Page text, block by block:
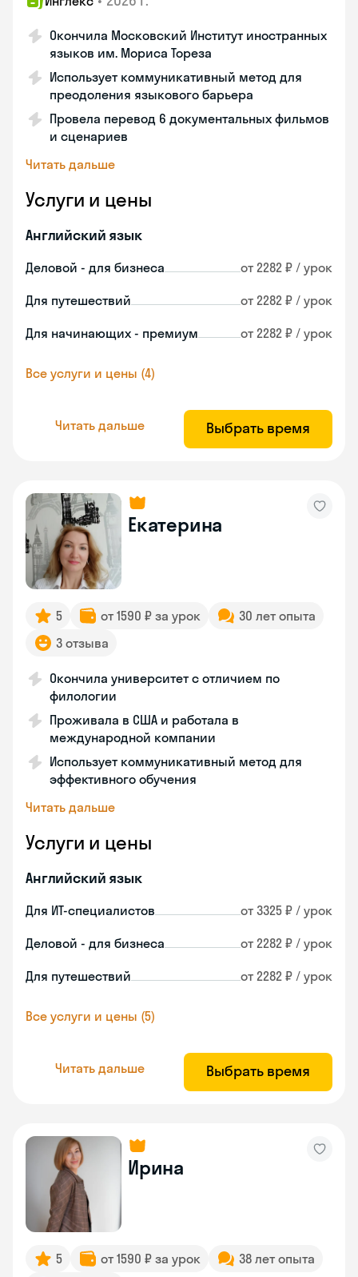
Окончила Московский Институт иностранных
языков им. Мориса Тореза
Использует коммуникативный метод для
преодоления языкового барьера
Провела перевод 6 документальных фильмов
и сценариев
Читать дальше
Услуги и цены
Английский язык
Деловой - для бизнеса от 2282 ₽ / урок
Для путешествий от 2282 ₽ / урок
Для начинающих - премиум от 2282 ₽ / урок
Все услуги и цены (4)
Читать дальше Выбрать время
Екатерина
5 от 1590 ₽ за урок
30 лет опыта
3 отзыва
Окончила университет с отличием по
филологии
Проживала в США и работала в
международной компании
Использует коммуникативный метод для
эффективного обучения
Читать дальше
Услуги и цены
Английский язык
Для ИТ-специалистов от 3325 ₽ / урок
Деловой - для бизнеса от 2282 ₽ / урок
Для путешествий от 2282 ₽ / урок
Все услуги и цены (5)
Читать дальше Выбрать время
Ирина
5 от 1590 ₽ за урок
38 лет опыта